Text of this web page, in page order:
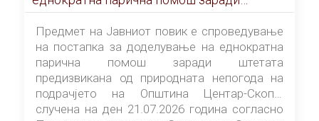
штетата предизвикана од природната
непогода на подрачјето на Општина
Центар-Скопје случена на ден 21.07.2026
година
Предмет на Јавниот повик е спроведување
на постапка за доделување на еднократна
парична помош заради штетата
предизвикана од природната непогода на
подрачјето на Општина Центар-Скопје
случена на ден 21.07.2026 година согласно